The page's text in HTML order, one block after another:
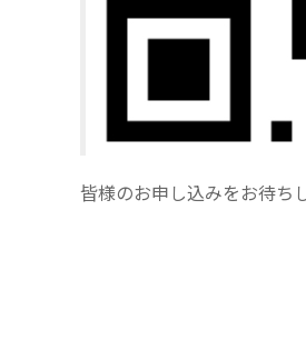
皆様のお申し込みをお待ち